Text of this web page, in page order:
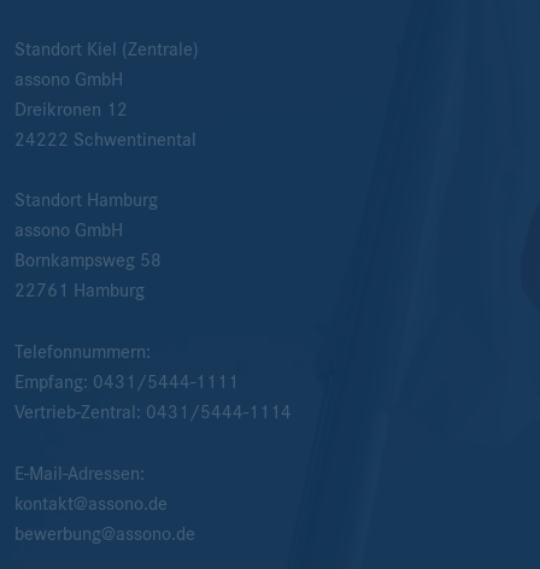
Standort Kiel (Zentrale)
assono GmbH
Dreikronen 12
24222 Schwentinental
Standort Hamburg
assono GmbH
Bornkampsweg 58
22761
Hamburg
Telefonnummern:
Empfang: 0431/5444-1111
Vertrieb-Zentral: 0431/5444-1114
E-Mail-Adressen:
kontakt@assono.de
bewerbung@assono.de